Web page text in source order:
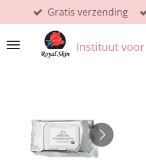
direct
naar
Instituut
Gratis verzending